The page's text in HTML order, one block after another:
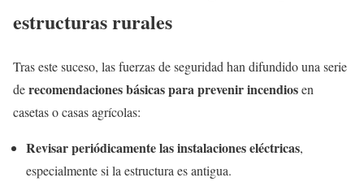
estructuras rurales
Tras este suceso, las fuerzas de seguridad han difundido una serie
derecomendaciones básicas para prevenir incendiosen
casetas o casas agrícolas:
Revisar periódicamente las instalaciones eléctricas,
especialmente si la estructura es antigua.